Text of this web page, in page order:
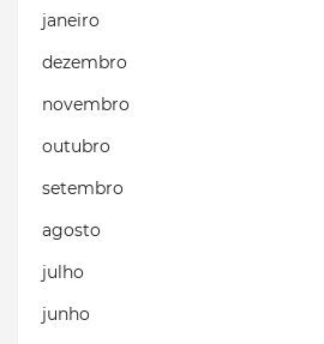
janeiro
dezembro
novembro
outubro
setembro
agosto
julho
junho